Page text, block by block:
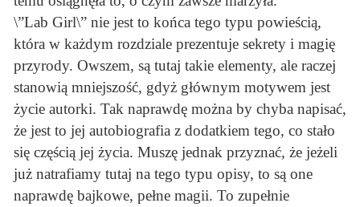
\”Lab Girl\” nie jest to końca tego typu powieścią,
która w każdym rozdziale prezentuje sekrety i magię
przyrody. Owszem, są tutaj takie elementy, ale raczej
stanowią mniejszość, gdyż głównym motywem jest
życie autorki. Tak naprawdę można by chyba napisać,
że jest to jej autobiografia z dodatkiem tego, co stało
się częścią jej życia. Muszę jednak przyznać, że jeżeli
już natrafiamy tutaj na tego typu opisy, to są one
naprawdę bajkowe, pełne magii. To zupełnie